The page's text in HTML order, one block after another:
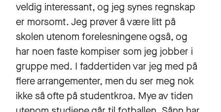
veldig interessant, og jeg synes regnskap
er morsomt. Jeg prøver å være litt på
skolen utenom forelesningene også, og
har noen faste kompiser som jeg jobber i
gruppe med. I faddertiden var jeg med på
flere arrangementer, men du ser meg nok
ikke så ofte på studentkroa. Mye av tiden